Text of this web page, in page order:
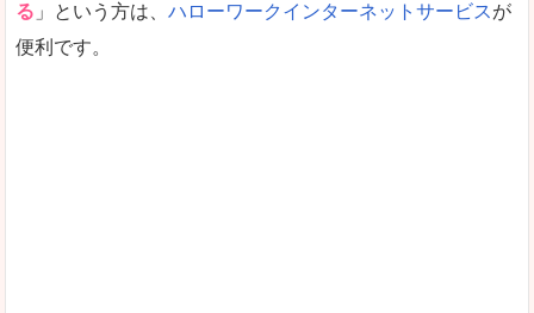
る 」という方は、 ハローワークインターネットサービスが
便利です。